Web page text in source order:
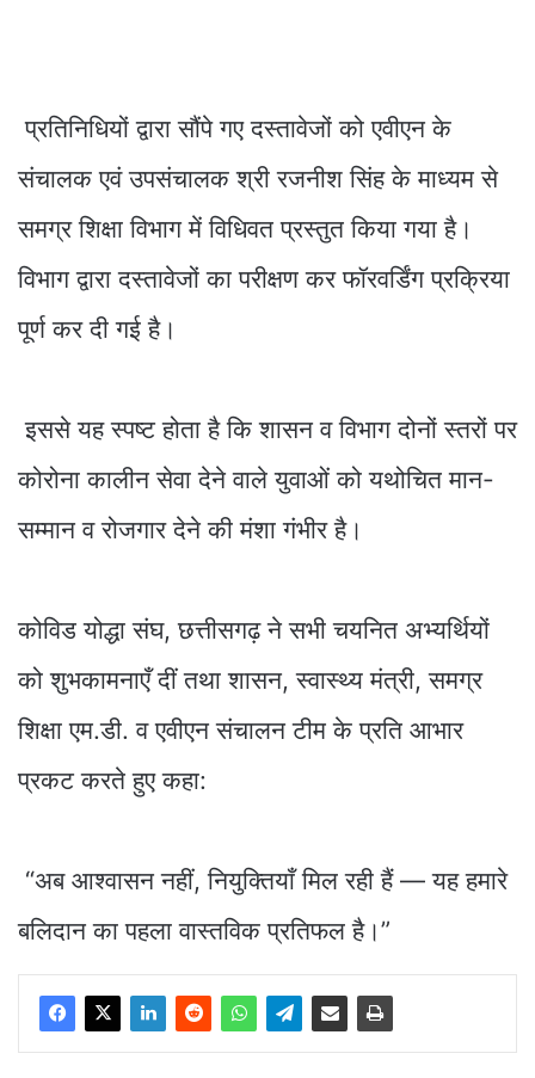
प्रतिनिधियों द्वारा सौंपे गए दस्तावेजों को एवीएन के
संचालक एवं उपसंचालक श्री रजनीश सिंह के माध्यम से
समग्र शिक्षा विभाग में विधिवत प्रस्तुत किया गया है।
विभाग द्वारा दस्तावेजों का परीक्षण कर फॉरवर्डिंग प्रक्रिया
पूर्ण कर दी गई है।
इससे यह स्पष्ट होता है कि शासन व विभाग दोनों स्तरों पर
कोरोना कालीन सेवा देने वाले युवाओं को यथोचित मान-
सम्मान व रोजगार देने की मंशा गंभीर है।
कोविड योद्धा संघ, छत्तीसगढ़ ने सभी चयनित अभ्यर्थियों
को शुभकामनाएँ दीं तथा शासन, स्वास्थ्य मंत्री, समग्र
शिक्षा एम.डी. व एवीएन संचालन टीम के प्रति आभार
प्रकट करते हुए कहा:
“अब आश्वासन नहीं, नियुक्तियाँ मिल रही हैं — यह हमारे
बलिदान का पहला वास्तविक प्रतिफल है।”